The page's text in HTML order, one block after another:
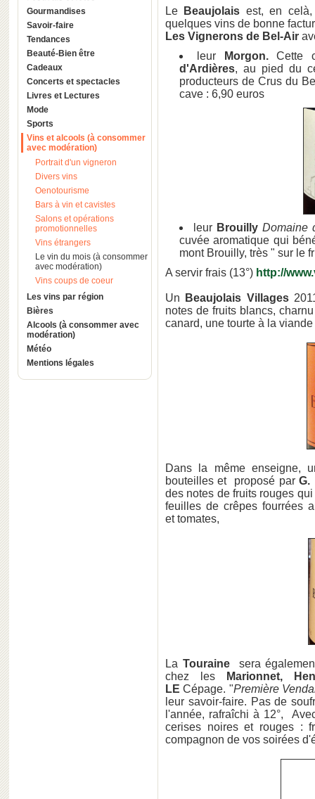
Gourmandises
Savoir-faire
Tendances
Beauté-Bien être
Cadeaux
Concerts et spectacles
Livres et Lectures
Mode
Sports
Vins et alcools (à consommer
avec modération)
Portrait d'un vigneron
Divers vins
Oenotourisme
Bars à vin et cavistes
Salons et opérations
promotionnelles
Vins étrangers
Le vin du mois (à consommer
avec modération)
Vins coups de coeur
Les vins par région
Bières
Alcools (à consommer avec
modération)
Météo
Mentions légales
Le Beaujolais est, en
quelques vins de bonne
Les Vignerons de Bel-Air
leur
Morgon.Cette
d'Ardières, au pied du
producteurs de Crus du
cave : 6,90 euros
leur Brouilly Domaine
cuvée aromatique qui
mont Brouilly, très " sur le
A servir frais (13°) http://
Un Beaujolais Villages
notes de fruits blancs,
canard, une tourte à la
Dans la même enseigne,
bouteilles et proposé par G.
des notes de fruits rouges
feuilles de crêpes fourrées
et tomates,
La Tourainesera
chez les
Marionnet,
LECépage. "Première
leur savoir-faire. Pas de
l'année, rafraîchi à 12°,
cerises noires et rouges :
compagnon de vos soirées